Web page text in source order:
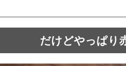
だけどやっぱり